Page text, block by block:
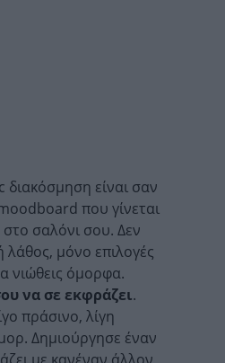
είναι σαν
που γίνεται
σαλόνι σου. Δεν
μόνο επιλογές
νιώθεις όμορφα.
να σε εκφράζει.
πράσινο, λίγη
Δημιούργησε έναν